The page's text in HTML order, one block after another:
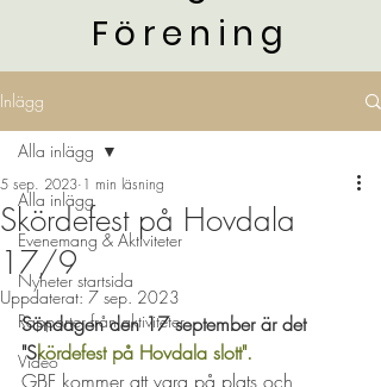
Förening
Inlägg
Alla inlägg
Evenemang & Aktiviteter
Nyheter startsida
Rapporter från aktiviteter
Video
Alla inlägg
Skördefest på Hovdala
17/9
5 sep. 2023 1 min läsning
Uppdaterat: 7 sep. 2023
Söndagen den 17 september är det
"Skördefest på Hovdala slott".
GBF kommer att vara på plats och